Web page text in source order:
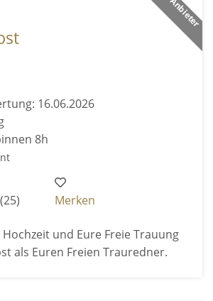
16.06.2026
8h
(25)
Merken
und Eure Freie Trauung
als Euren Freien Trauredner.